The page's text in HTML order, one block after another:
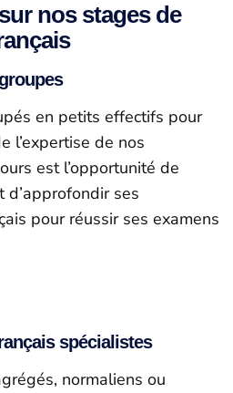
nos stages de
en petits effectifs pour
l’expertise de nos
est l’opportunité de
ses
pour réussir ses examens
spécialistes
normaliens ou